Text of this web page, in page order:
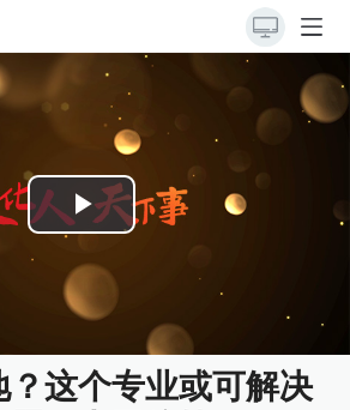
Play
Video
？这个专业或可解决